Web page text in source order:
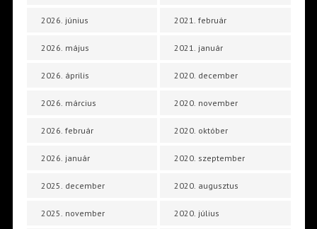
2026. június
2026. május
2026. április
2026. március
2026. február
2026. január
2025. december
2025. november
2021. február
2021. január
2020. december
2020. november
2020. október
2020. szeptember
2020. augusztus
2020. július